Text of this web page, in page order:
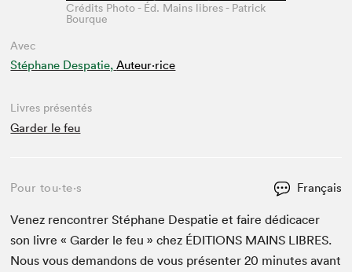
Avec
Stéphane Despatie, Auteur·rice
Crédits Photo - Éd. Mains libres - Patrick
Bourque
Livres présentés
Garder le feu
Pour tou⋅te⋅s Français
Venez ren­con­tr­er Stéphane Despatie et faire dédi­cac­er
son livre « Garder le feu » chez ÉDI­TIONS MAINS LIBRES.
Nous vous deman­dons de vous présen­ter20 min­utes avant